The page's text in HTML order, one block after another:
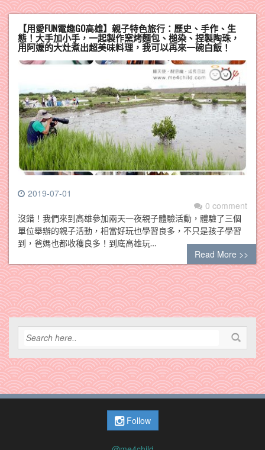
【用愛FUN電趣GO高雄】親子特色旅行：歷史、手作、生
態！大手加小手，一起製作窯烤麵包、槌染、捏製陶珠，
用阿嬤的大灶煮出超美味料理，我可以再來一碗白飯！
2019-07-01
0 comment
沒錯！我們來到高雄參加兩天一夜親子體驗活動，體驗了三個
單位舉辦的親子活動，相當好玩也學習良多，不只是孩子學習
到，爸媽也都收穫良多！到底高雄玩…
Read More >>
Follow